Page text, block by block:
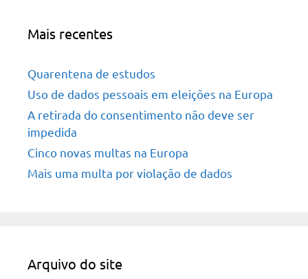
Mais recentes
Quarentena de estudos
Uso de dados pessoais em eleições na Europa
A retirada do consentimento não deve ser
impedida
Cinco novas multas na Europa
Mais uma multa por violação de dados
Arquivo do site